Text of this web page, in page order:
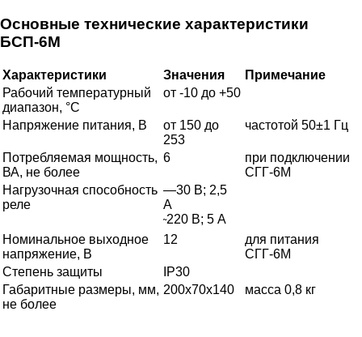
Основные технические характеристики
БСП-6М
Характеристики Значения
Примечание
Рабочий температурный
диапазон, °С
от -10 до +50
Напряжение питания, В
от 150 до
253
частотой 50±1 Гц
Потребляемая мощность,
ВА, не более
6
при подключении
СГГ-6М
Нагрузочная способность
реле
—30 В; 2,5
А
˜220 В; 5 А
Номинальное выходное
напряжение, В
12
для питания
СГГ-6М
Степень защиты
IP30
Габаритные размеры, мм,
не более
200х70х140 масса 0,8 кг